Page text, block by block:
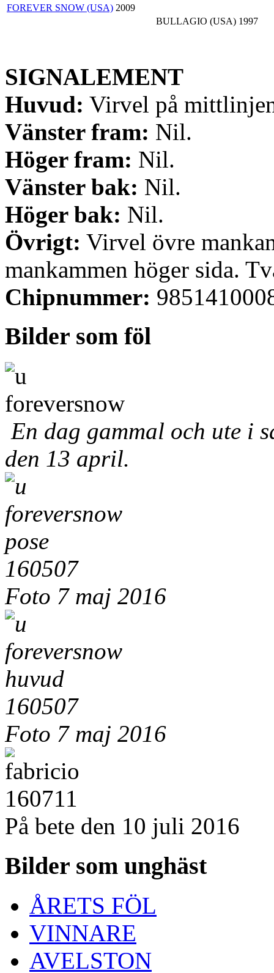
FOREVER SNOW (USA) 2009
BULLAGIO (USA) 1997
SIGNALEMENT
Huvud: Virvel på
Vänster fram: Nil.
Höger fram: Nil.
Vänster bak: Nil.
Höger bak: Nil.
Övrigt: Virvel övre
mankammen höger sida.
Chipnummer:
Bilder som föl
En dag gammal och ute i
den 13 april.
Foto 7 maj 2016
Foto 7 maj 2016
På bete den 10 juli 2016
Bilder som unghäst
ÅRETS FÖL
VINNARE
AVELSTON